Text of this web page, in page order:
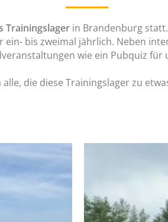
Trainingslager in Brandenburg
bis zweimal jährlich. Neben
wie ein Pubquiz für
die diese Trainingslager zu